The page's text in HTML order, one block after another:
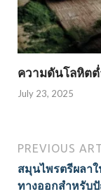
ความดันโลหิตต่
July 23, 2025
PREVIOUS
สมุนไพรตรีผลา
ทางออกสำหรับ